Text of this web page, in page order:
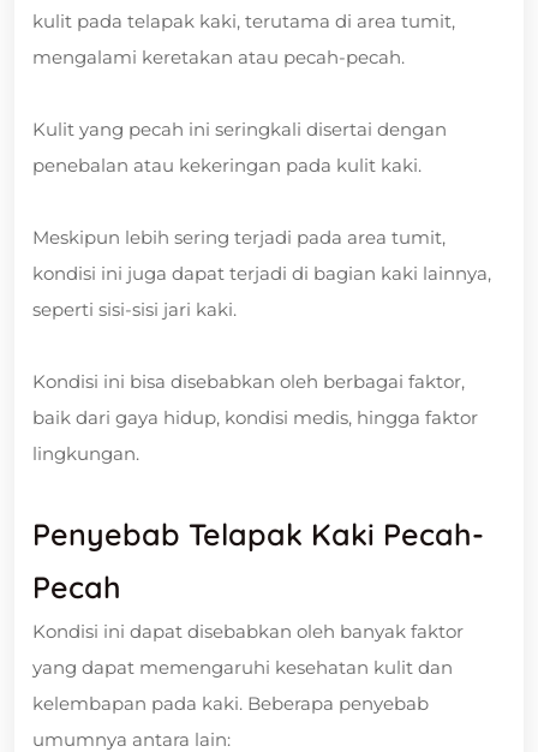
kulit pada telapak kaki, terutama di area tumit,
mengalami keretakan atau pecah-pecah.
Kulit yang pecah ini seringkali disertai dengan
penebalan atau kekeringan pada kulit kaki.
Meskipun lebih sering terjadi pada area tumit,
kondisi ini juga dapat terjadi di bagian kaki lainnya,
seperti sisi-sisi jari kaki.
Kondisi ini bisa disebabkan oleh berbagai faktor,
baik dari gaya hidup, kondisi medis, hingga faktor
lingkungan.
Penyebab Telapak Kaki Pecah-
Pecah
Kondisi ini dapat disebabkan oleh banyak faktor
yang dapat memengaruhi kesehatan kulit dan
kelembapan pada kaki. Beberapa penyebab
umumnya antara lain: